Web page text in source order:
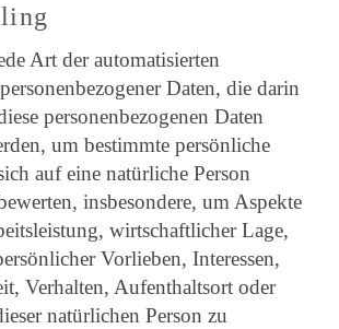
Art der automatisierten
Daten, die darin
personenbezogenen Daten
um bestimmte persönliche
auf eine natürliche Person
insbesondere, um Aspekte
wirtschaftlicher Lage,
Vorlieben, Interessen,
Verhalten, Aufenthaltsort oder
natürlichen Person zu